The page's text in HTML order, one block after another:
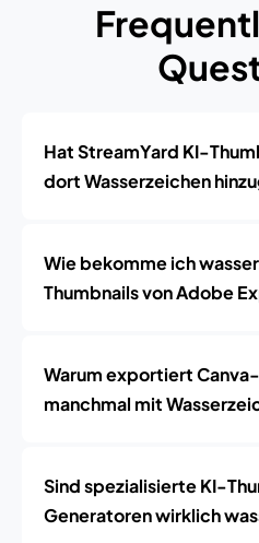
Hat StreamYard KI-
dort Wasserzeichen
Wie bekomme ich
Thumbnails von Adobe
Warum exportiert
manchmal mit
Sind spezialisierte KI-
Generatoren wirklich